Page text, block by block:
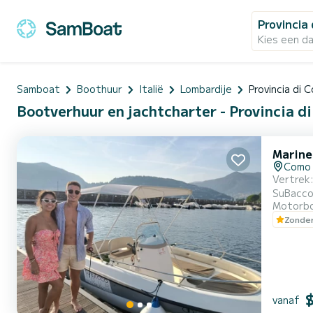
Provincia
Kies een
Samboat Boothuur Italië Lombardije Provincia di
Bootverhuur en jachtcharter - Provincia
Vertrek: 09:00 / 12:00 / 15:00 uur Verken het Comomeer op uw gemak met bootverhuur zonder kapitein aangeboden door
SuBacco. Dit buitengewone boot is beschikbaar voor een huurperiode van DRIE UUR en biedt een unieke ervaring
vanaf